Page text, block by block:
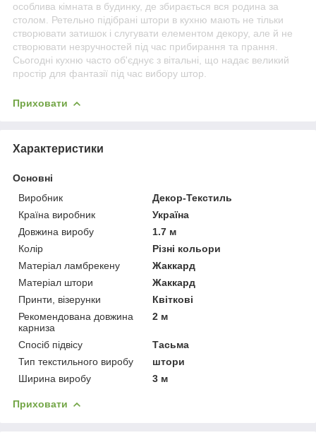
особлива кімната в будинку, де збирається вся родина за
столом. Ретельно підібрані штори в кухню мають не тільки
створювати затишок і слугувати елементом декору, але й не
створювати незручностей під час прибирання та прання.
Сьогодні кухню часто об'єднує з вітальні, що надає великий
простір для фантазії під час вибору штор.
Приховати
Характеристики
Основні
Виробник
Декор-Текстиль
Країна виробник
Україна
Довжина виробу
1.7 м
Колір
Різні кольори
Матеріал ламбрекену
Жаккард
Матеріал штори
Жаккард
Принти, візерунки
Квіткові
Рекомендована довжина
карниза
2 м
Спосіб підвісу
Тасьма
Тип текстильного виробу
штори
Ширина виробу
3 м
Приховати